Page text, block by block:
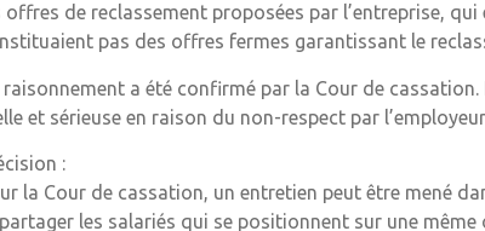
offres de reclassement proposées par l’entreprise,
pas des offres fermes garantissant le
raisonnement a été confirmé par la Cour de
et sérieuse en raison du non-respect par
:
la Cour de cassation, un entretien peut être mené
les salariés qui se positionnent sur une même